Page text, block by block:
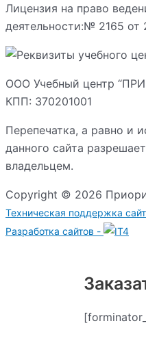
Лицензия на право
деятельности:№ 2165 от
ООО Учебный центр
КПП: 370201001
Перепечатка, а равно и
данного сайта
владельцем.
Copyright © 2026
Техническая поддержка
Разработка сайтов -